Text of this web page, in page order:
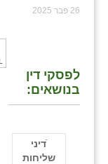
26 פבר 2025
לפסקי דין
בנושאים:
ֿדיני
שליחות